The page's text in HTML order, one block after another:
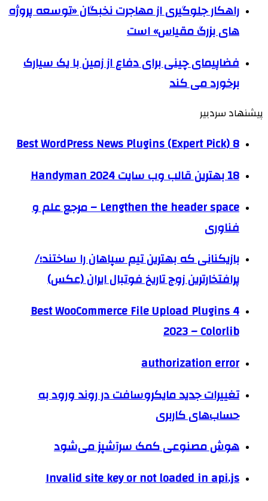
راهکار جلوگیری از مهاجرت نخبگان «توسعه پروژه
های بزرگ مقیاس» است
فضاپیمای چینی برای دفاع از زمین با یک سیارک
برخورد می کند
پیشنهاد سردبیر
8 Best WordPress News Plugins (Expert Pick)
18 بهترین قالب وب سایت Handyman 2024
Lengthen the header space – مرجع علم و
فناوری
بازیکنانی که بهترین تیم سپاهان را ساختند؛/
پرافتخارترین زوج تاریخ فوتبال ایران (عکس)
4 Best WooCommerce File Upload Plugins
2023 – Colorlib
authorization error
تغییرات جدید مایکروسافت در روند ورود به
حساب‌های کاربری
هوش مصنوعی کمک سرآشپز می‌شود
Invalid site key or not loaded in api.js